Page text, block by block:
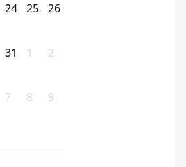
24 25 26
31 1 2
7 8 9